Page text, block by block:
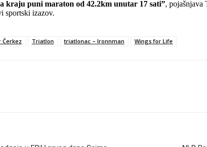
kraju puni maraton od 42.2km unutar 17 sati”, pojašnjava
sportski izazov.
Čerkez Triatlon triatlonac – Ironnman Wings for Life